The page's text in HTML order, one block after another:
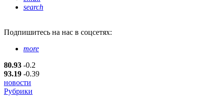
search
Подпишитесь на нас в соцсетях:
more
80.93 -0.2
93.19 -0.39
новости
Рубрики